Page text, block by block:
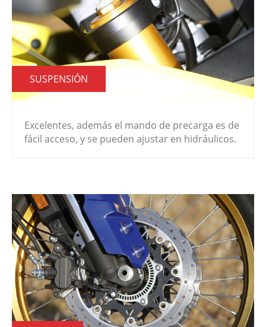
SUSPENSIÓN
Excelentes, además el mando de precarga es de
fácil acceso, y se pueden ajustar en hidráulicos.